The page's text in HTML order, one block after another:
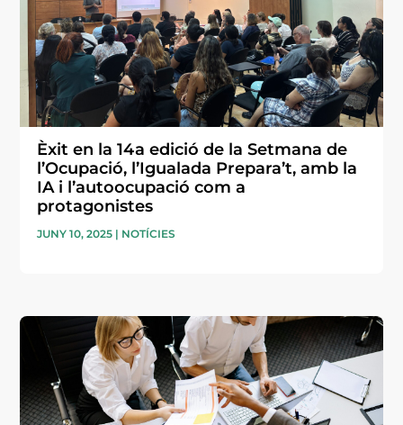
Èxit en la 14a edició de la Setmana de
l’Ocupació, l’Igualada Prepara’t, amb la
IA i l’autoocupació com a
protagonistes
JUNY 10, 2025 | NOTÍCIES